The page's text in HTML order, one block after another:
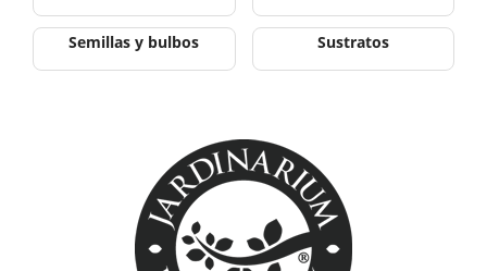
Semillas y bulbos Sustratos